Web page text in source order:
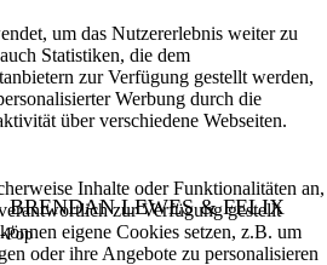
BRENDAN LEWES & FELIX
Pop
um das Nutzererlebnis weiter zu
Statistiken, die dem
zur Verfügung gestellt werden,
Werbung durch die
über verschiedene Webseiten.
Inhalte oder Funktionalitäten an,
zur Verfügung gestellt
eigene Cookies setzen, z.B. um
oder ihre Angebote zu personalisieren